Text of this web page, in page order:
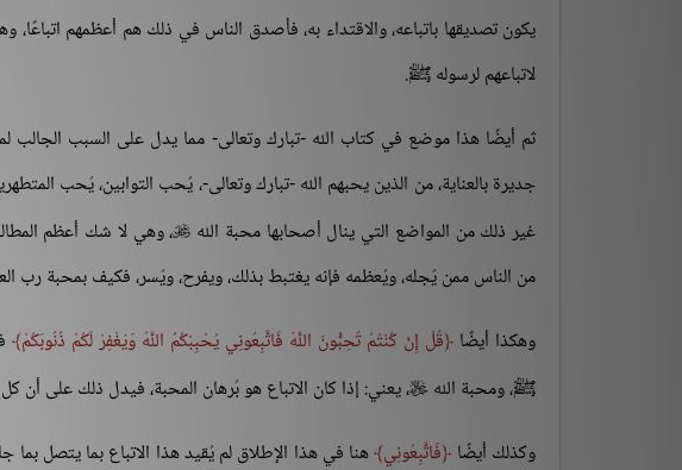
يكون تصديقها باتباعه، والاقتداء به، فأصدق الناس في ذلك هم أعظمهم اتباعًا،
لاتباعهم لرسوله ﷺ.
ثم أيضًا هذا موضع في كتاب الله -تبارك وتعالى- مما يدل على السبب الجالب
جديرة بالعناية، من الذين يحبهم الله -تبارك وتعالى-، يُحب التوابين، يُحب
غير ذلك من المواضع التي ينال أصحابها محبة الله ، وهي لا شك أعظم
من الناس ممن يُجله، ويُعظمه فإنه يغتبط بذلك، ويفرح، ويُسر، فكيف بمحبة رب
وهكذا أيضًا قُلْ إِنْ كُنْتُمْ تُحِبُّونَ اللَّهَ فَاتَّبِعُونِي يُحْبِبْكُمُ اللَّهُ وَيَغْفِرْ لَكُمْ ذُنُوبَكُمْ
ﷺ، ومحبة الله ، يعني: إذا كان الاتباع هو بُرهان المحبة، فيدل ذلك على أن
وكذلك أيضًا فَاتَّبِعُونِي هنا في هذا الإطلاق لم يُقيد هذا الاتباع بما يتصل بما